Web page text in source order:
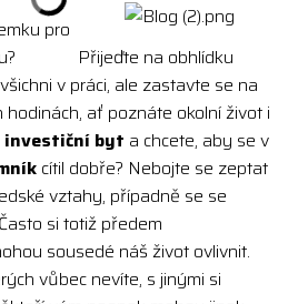
pro
Přijeďte na obhlídku
v práci, ale zastavte se na
ať poznáte okolní život i
investiční byt a chcete, aby se v
cítil dobře? Nebojte se zeptat
vztahy, případně se se
si totiž předem
sousedé náš život ovlivnit.
vůbec nevíte, s jinými si